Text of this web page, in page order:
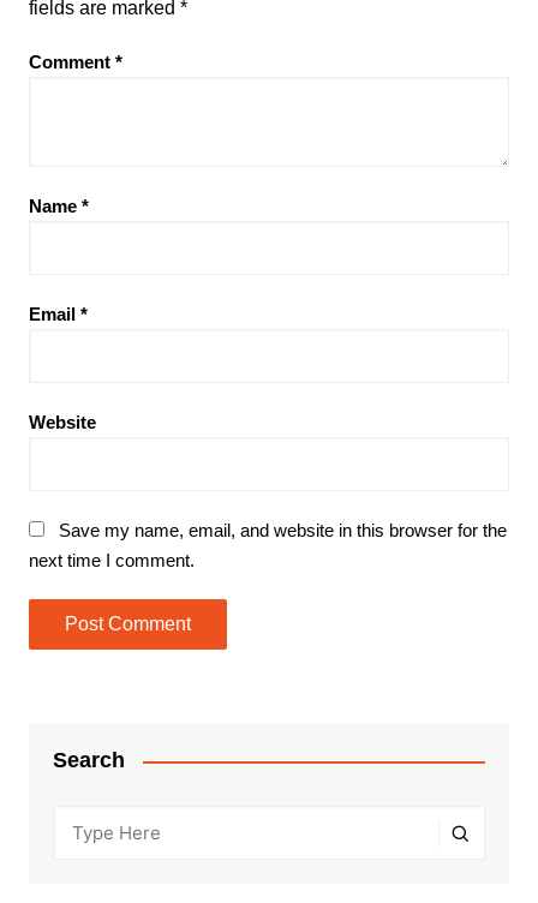
fields are marked *
Comment *
Name *
Email *
Website
Save my name, email, and website in this browser for the
next time I comment.
Search